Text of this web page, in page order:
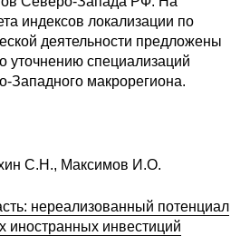
индексов локализации по
деятельности предложены
уточнению специализаций
Западного макрорегиона.
С.Н., Максимов И.О.
нереализованный потенциал
иностранных инвестиций